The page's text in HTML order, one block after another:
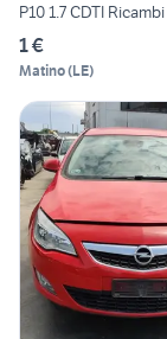
P10 1.7 CDTI Ricambi
1 €
Matino(LE)